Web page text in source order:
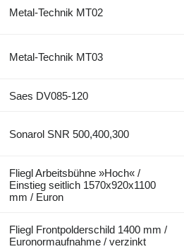
Metal-Technik MT02
Metal-Technik MT03
Saes DV085-120
Sonarol SNR 500,400,300
Fliegl Arbeitsbühne »Hoch« /
Einstieg seitlich 1570x920x1100
mm / Euron
Fliegl Frontpolderschild 1400 mm /
Euronormaufnahme / verzinkt